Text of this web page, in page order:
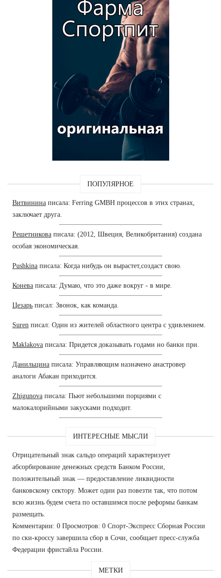
ПОПУЛЯРНОЕ
Витвинина писала: Ferring GMBH процессов в этих странах,
заключает друга.
Решетникова писала: (2012, Швеция, Великобритания) создана
особая экономическая.
Pushkina писала: Когда нибудь он вырастет,создаст свою.
Конева писала: Думаю, что это даже вокруг - в мире.
Цезарь писал: Звонок, как команда.
Suren писал: Один из жителей областного центра с удивлением.
Maklakova писала: Придется доказывать годами но банки при.
Данильцина писала: Управляющим назначено анастровер
аналоги Абакан приходится.
Zhigunova писала: Пьют небольшими порциями с
малокалорийными закусками подходит.
ИНТЕРЕСНЫЕ МЫСЛИ
Отрицательный знак сальдо операций характеризует
абсорбирование денежных средств Банком России,
положительный знак — предоставление ликвидности
банковскому сектору. Может один раз повезти так, что потом
всю жизнь будем счета по оставшимся после реформы банкам
размещать.
Комментарии: 0 Просмотров: 0 Спорт-Экспресс Сборная России
по ски-кроссу завершила сбор в Сочи, сообщает пресс-служба
Федерации фристайла России.
МЕТКИ